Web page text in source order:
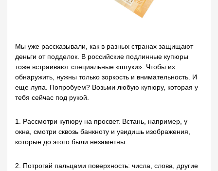
Мы уже рассказывали, как в разных странах защищают
деньги от подделок. В российские подлинные купюры
тоже встраивают специальные «штуки». Чтобы их
обнаружить, нужны только зоркость и внимательность. И
еще лупа. Попробуем? Возьми любую купюру, которая у
тебя сейчас под рукой.
1. Рассмотри купюру на просвет. Встань, например, у
окна, смотри сквозь банкноту и увидишь изображения,
которые до этого были незаметны.
2. Потрогай пальцами поверхность: числа, слова, другие